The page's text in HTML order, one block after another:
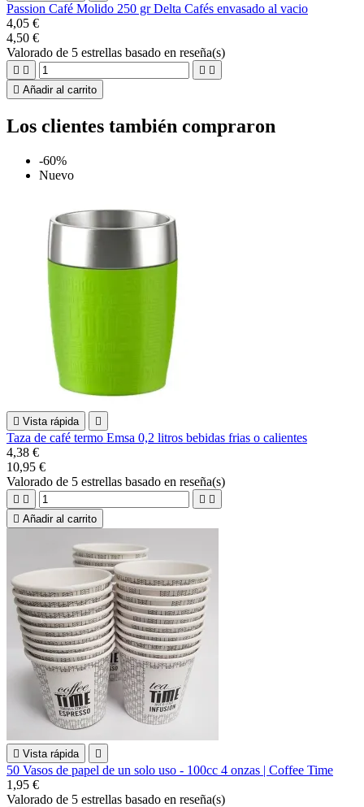
Passion Café Molido 250 gr Delta Cafés envasado al vacio
4,05 €
4,50 €
Valorado de 5 estrellas basado en reseña(s)
   
 Añadir al carrito
Los clientes también compraron
-60%
Nuevo
 Vista rápida 
Taza de café termo Emsa 0,2 litros bebidas frias o calientes
4,38 €
10,95 €
Valorado de 5 estrellas basado en reseña(s)
   
 Añadir al carrito
 Vista rápida 
50 Vasos de papel de un solo uso - 100cc 4 onzas | Coffee Time
1,95 €
Valorado de 5 estrellas basado en reseña(s)